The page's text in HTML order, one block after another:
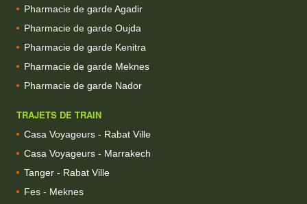
Pharmacie de garde Agadir
Pharmacie de garde Oujda
Pharmacie de garde Kenitra
Pharmacie de garde Meknes
Pharmacie de garde Nador
TRAJETS DE TRAIN
Casa Voyageurs - Rabat Ville
Casa Voyageurs - Marrakech
Tanger - Rabat Ville
Fes - Meknes